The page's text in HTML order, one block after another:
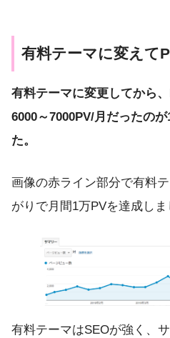
有料テーマに変えて
有料テーマに変更してから
6000～7000PV/月だったの
た。
画像の赤ライン部分で有料
がりで月間1万PVを達成しま
有料テーマはSEOが強く、